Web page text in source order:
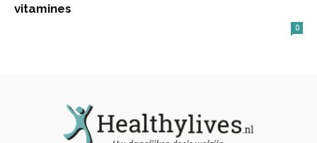
vitamines
0